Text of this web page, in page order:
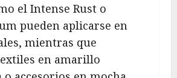
el Intense Rust o
pueden aplicarse en
mientras que
en amarillo